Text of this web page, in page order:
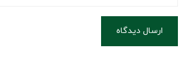
ارسال دیدگاه